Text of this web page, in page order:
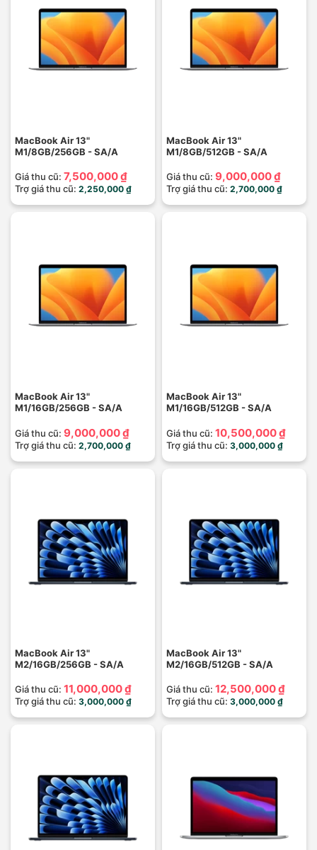
MacBook Air 13"
M1/8GB/256GB - SA/A
Giá thu cũ: 7,500,000 ₫
Trợ giá thu cũ: 2,250,000 ₫
MacBook Air 13"
M1/8GB/512GB - SA/A
Giá thu cũ: 9,000,000 ₫
Trợ giá thu cũ: 2,700,000 ₫
MacBook Air 13"
M1/16GB/256GB - SA/A
Giá thu cũ: 9,000,000 ₫
Trợ giá thu cũ: 2,700,000 ₫
MacBook Air 13"
M1/16GB/512GB - SA/A
Giá thu cũ: 10,500,000 ₫
Trợ giá thu cũ: 3,000,000 ₫
MacBook Air 13"
M2/16GB/256GB - SA/A
Giá thu cũ: 11,000,000 ₫
Trợ giá thu cũ: 3,000,000 ₫
MacBook Air 13"
M2/16GB/512GB - SA/A
Giá thu cũ: 12,500,000 ₫
Trợ giá thu cũ: 3,000,000 ₫